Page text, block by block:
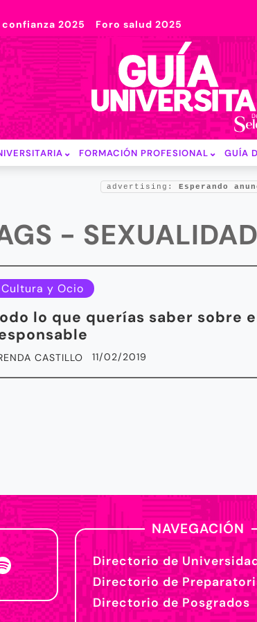
confianza 2025 Foro salud 2025
FORMACIÓN PROFESIONAL GUÍA
advertising: Esperando
-
Cultura y Ocio
lo que querías saber sobre
CASTILLO 11/02/2019
NAVEGACIÓN
Directorio de
Directorio de
Directorio de Posgrados